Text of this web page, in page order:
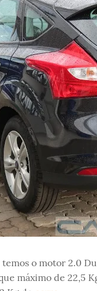
o motor 2.0
máximo de 22,5